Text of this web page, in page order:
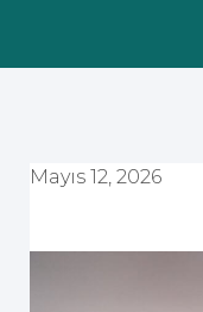
Mayıs 12, 2026